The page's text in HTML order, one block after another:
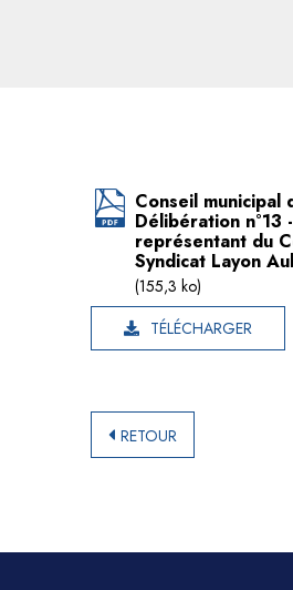
Conseil
Délibération n°13
représentant du
Syndicat Layon
(155,3 ko)
TÉLÉCHARGER
RETOUR